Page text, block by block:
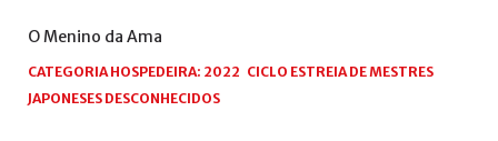
OMenino da Ama
CATEGORIA HOSPEDEIRA: 2022 CICLO ESTREIA DE MESTRES
JAPONESES DESCONHECIDOS